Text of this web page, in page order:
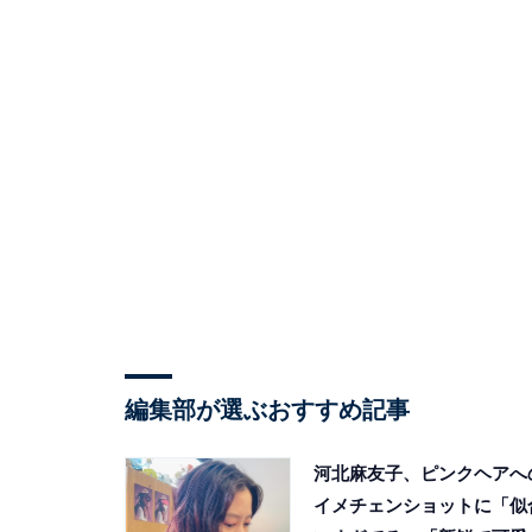
編集部が選ぶおすすめ記事
河北麻友子、ピンクヘアへ
イメチェンショットに「似